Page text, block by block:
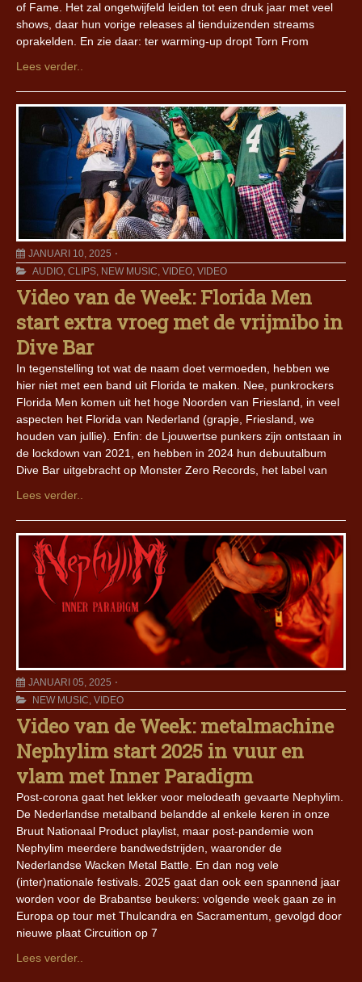
of Fame. Het zal ongetwijfeld leiden tot een druk jaar met veel
shows, daar hun vorige releases al tienduizenden streams
oprakelden. En zie daar: ter warming-up dropt Torn From
Lees verder..
JANUARI 10, 2025
AUDIO, CLIPS, NEW MUSIC, VIDEO, VIDEO
Video van de Week: Florida Men
start extra vroeg met de vrijmibo in
Dive Bar
In tegenstelling tot wat de naam doet vermoeden, hebben we
hier niet met een band uit Florida te maken. Nee, punkrockers
Florida Men komen uit het hoge Noorden van Friesland, in veel
aspecten het Florida van Nederland (grapje, Friesland, we
houden van jullie). Enfin: de Ljouwertse punkers zijn ontstaan in
de lockdown van 2021, en hebben in 2024 hun debuutalbum
Dive Bar uitgebracht op Monster Zero Records, het label van
Lees verder..
JANUARI 05, 2025
NEW MUSIC, VIDEO
Video van de Week: metalmachine
Nephylim start 2025 in vuur en
vlam met Inner Paradigm
Post-corona gaat het lekker voor melodeath gevaarte Nephylim.
De Nederlandse metalband belandde al enkele keren in onze
Bruut Nationaal Product playlist, maar post-pandemie won
Nephylim meerdere bandwedstrijden, waaronder de
Nederlandse Wacken Metal Battle. En dan nog vele
(inter)nationale festivals. 2025 gaat dan ook een spannend jaar
worden voor de Brabantse beukers: volgende week gaan ze in
Europa op tour met Thulcandra en Sacramentum, gevolgd door
nieuwe plaat Circuition op 7
Lees verder..